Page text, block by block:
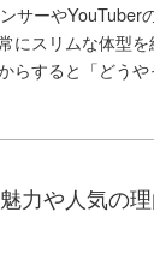
サーやYouTuber
にスリムな体型
らすると「どう
力や人気の